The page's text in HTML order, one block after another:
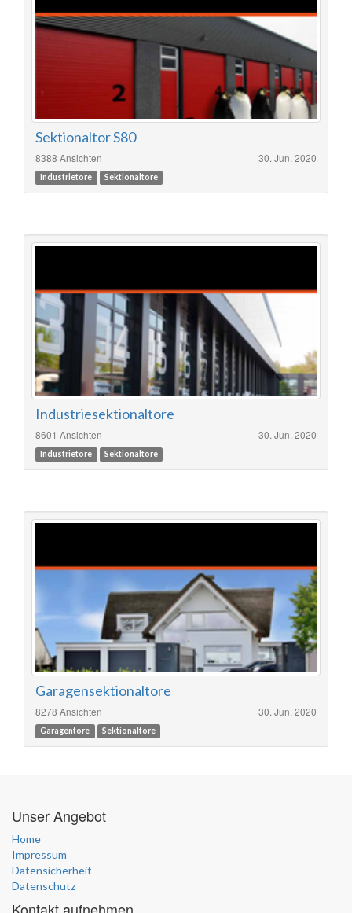
Sektionaltor S80
8388 Ansichten 30. Jun. 2020
Industrietore Sektionaltore
Industriesektionaltore
8601 Ansichten 30. Jun. 2020
Industrietore Sektionaltore
Garagensektionaltore
8278 Ansichten 30. Jun. 2020
Garagentore Sektionaltore
Unser Angebot
Home
Impressum
Datensicherheit
Datenschutz